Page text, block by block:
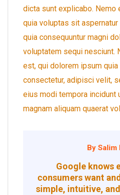
dicta sunt explicabo. Nemo
quia voluptas sit
quia consequuntur magni
voluptatem sequi nesciunt.
est, qui dolorem ipsum
consectetur, adipisci velit,
eius modi tempora incidunt
magnam aliquam quaerat
By Salim
Google knows
consumers want
simple, intuitive,